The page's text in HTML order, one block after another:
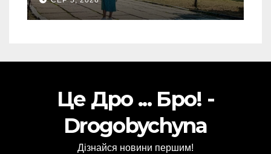
(Фото)
Це Дро ... Бро! -
Drogobychyna
Дізнайся новини першим!